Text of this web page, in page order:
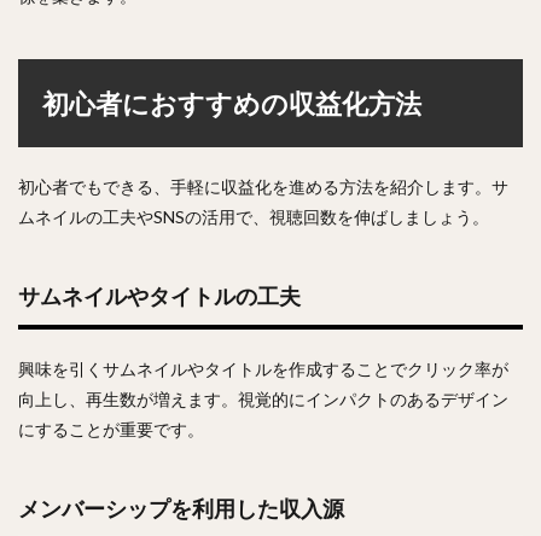
初心者におすすめの収益化方法
初心者でもできる、手軽に収益化を進める方法を紹介します。サ
ムネイルの工夫やSNSの活用で、視聴回数を伸ばしましょう。
サムネイルやタイトルの工夫
興味を引くサムネイルやタイトルを作成することでクリック率が
向上し、再生数が増えます。視覚的にインパクトのあるデザイン
にすることが重要です。
メンバーシップを利用した収入源